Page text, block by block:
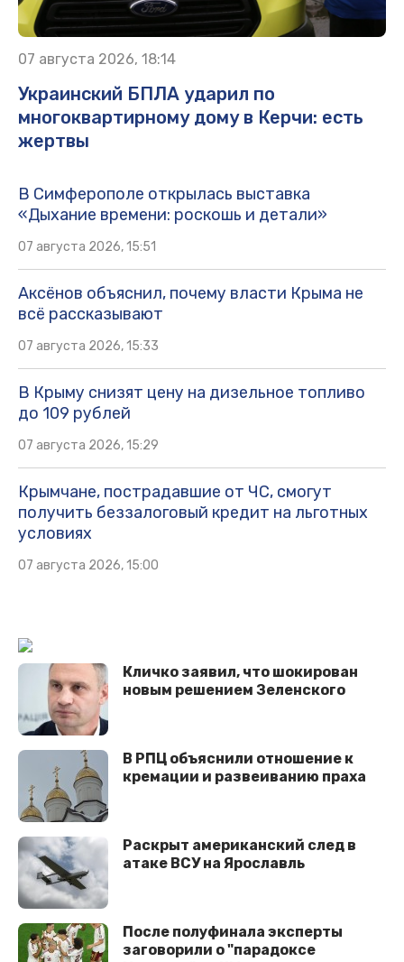
07 августа 2026, 18:14
Украинский БПЛА ударил по
многоквартирному дому в Керчи: есть
жертвы
В Симферополе открылась выставка
«Дыхание времени: роскошь и детали»
07 августа 2026, 15:51
Аксёнов объяснил, почему власти Крыма не
всё рассказывают
07 августа 2026, 15:33
В Крыму снизят цену на дизельное топливо
до 109 рублей
07 августа 2026, 15:29
Крымчане, пострадавшие от ЧС, смогут
получить беззалоговый кредит на льготных
условиях
07 августа 2026, 15:00
Кличко заявил, что шокирован
новым решением Зеленского
В РПЦ объяснили отношение к
кремации и развеиванию праха
Раскрыт американский след в
атаке ВСУ на Ярославль
После полуфинала эксперты
заговорили о "парадоксе